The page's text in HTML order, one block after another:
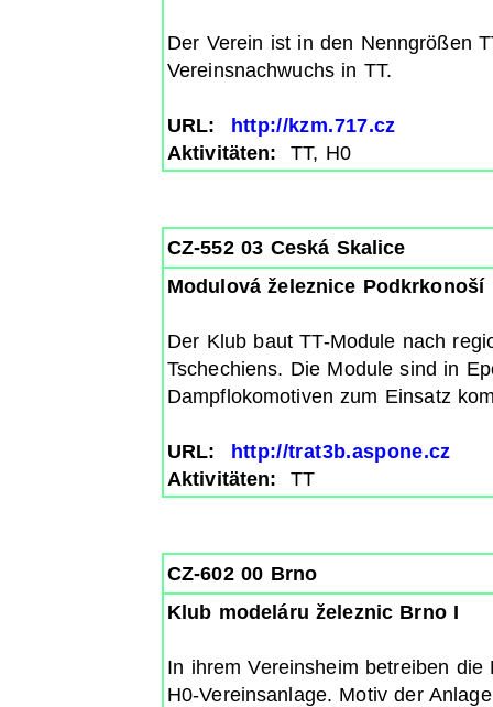
Der Verein ist in den Nenngrößen
Vereinsnachwuchs in TT.
URL:
http://kzm.717.cz
Aktivitäten:
TT, H0
CZ-552 03 Ceská Skalice
Modulová železnice Podkrkonoší
Der Klub baut TT-Module nach
Tschechiens. Die Module sind in
Dampflokomotiven zum Einsatz
URL:
http://trat3b.aspone.cz
Aktivitäten:
TT
CZ-602 00 Brno
Klub modeláru železnic Brno I
In ihrem Vereinsheim betreiben
H0-Vereinsanlage. Motiv der